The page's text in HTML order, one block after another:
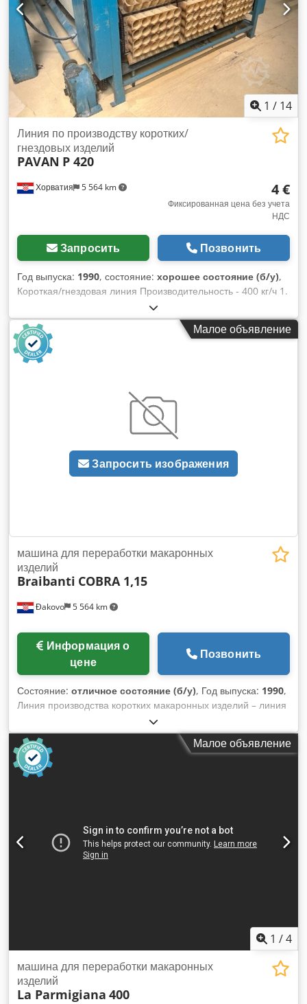
экструзионный выход - аксессуары, видимые на фото
Дополнительная информация По запросу предоставим: -
рабочее видео - дополнительные фотографии -
дополнительную техническую информацию.
1 / 14
Хорватия 5 564 km
Линия по производству коротких/
гнездовых изделий
PAVAN P 420
4 €
Фиксированная цена без учета
НДС
Запросить Позвонить
Год выпуска: 1990, состояние: хорошее состояние (б/у),
Короткая/гнездовая линия Производительность - 400 кг/ч 1.
Силос - циклон 2. Большой силос 3. малый силос 4.
Смеситель 5. Экструдер 6. Цепь с ковшами для теста 7.
Сушилка 8. выходной транспортер 9. Цепной транспортер
для ковшей - 2 шт. Csdpfx Aden Arzkezorf 10. Элеватор (в
конце линии) 11. Транс, лента готовой продукции 12.
Малое объявление
Запросить изображения
Đakovo 5 564 km
машина для переработки макаронных
изделий
Braibanti COBRA 1,15
цене
Позвонить
Состояние: отличное состояние (б/у), Год выпуска: 1990,
Линия производства коротких макаронных изделий – линия
Braibanti Cobra 1.15 с одно головочным прессом,
производительностью 460 мм, 3 вибрационных уровня,
упаковочная машина Romet длиной 8 метров с 24
секторами, элеватор для загрузки сушилки. Сушилка Teless
9-уровневая, длина 13 метров, и одноуровневый
Малое объявление
1 /4
машина для переработки макаронных
изделий
La Parmigiana 400